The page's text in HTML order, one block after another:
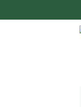
überspringen